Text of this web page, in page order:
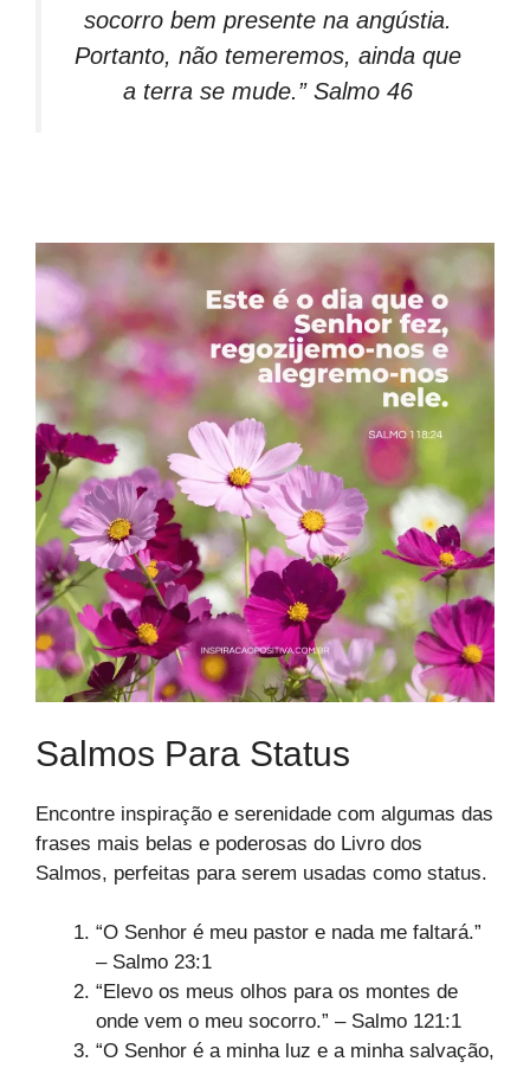
socorro bem presente na angústia.
Portanto, não temeremos, ainda que
a terra se mude.” Salmo 46
Salmos Para Status
Encontre inspiração e serenidade com algumas das
frases mais belas e poderosas do Livro dos
Salmos, perfeitas para serem usadas como status.
“O Senhor é meu pastor e nada me faltará.”
– Salmo 23:1
“Elevo os meus olhos para os montes de
onde vem o meu socorro.” – Salmo 121:1
“O Senhor é a minha luz e a minha salvação,